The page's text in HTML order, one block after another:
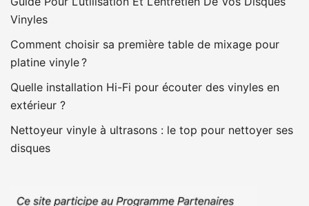
Vinyles
Comment choisir sa première table de mixage pour
platine vinyle ?
Quelle installation Hi-Fi pour écouter des vinyles en
extérieur ?
Nettoyeur vinyle à ultrasons : le top pour nettoyer ses
disques